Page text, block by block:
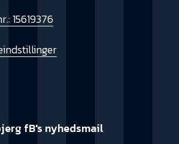
15619376
fB's nyhedsmail